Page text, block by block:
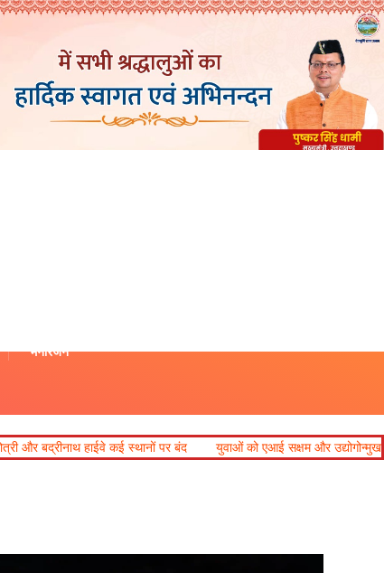
मनोरंजन
पर बंद युवाओं को एआई सक्षम और उद्योगोन्मुख बनाएं विश्वविद्यालय : राज्यपाल